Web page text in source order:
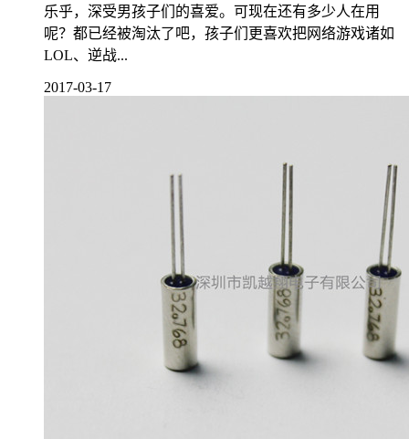
乐乎，深受男孩子们的喜爱。可现在还有多少人在用
呢？都已经被淘汰了吧，孩子们更喜欢把网络游戏诸如
LOL、逆战...
2017-03-17